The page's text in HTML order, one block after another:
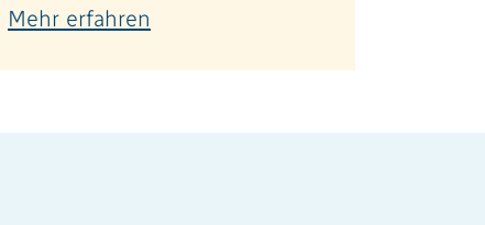
Mehr erfahren